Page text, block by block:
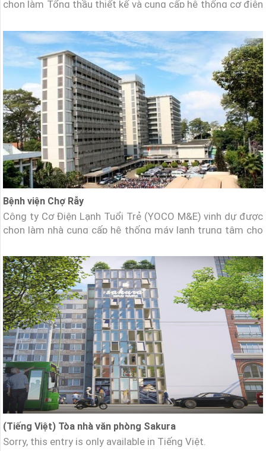
chọn làm Tổng thầu thiết kế và cung cấp hệ thống cơ điện
TNHH Chế Tác và Kinh Doanh Trang Sức PNJĐịa điểm:
Nhà xưởng cao tầng – KCN Long Hậu.Hạng mục: Cung cấp
Bệnh viện Chợ Rẫy
Công ty Cơ Điện Lạnh Tuổi Trẻ (YOCO M&E) vinh dự được
chọn làm nhà cung cấp hệ thống máy lạnh trung tâm cho
Rẫy.Địa điểm: 201B Nguyễn Chí Thanh, Phường 12, Quận 5,
Hồ Chí Minh.Hạng mục: Cung cấp và lắp đặt hệ thống cơ
điện
(Tiếng Việt) Tòa nhà văn phòng Sakura
Sorry, this entry is only available in Tiếng Việt.